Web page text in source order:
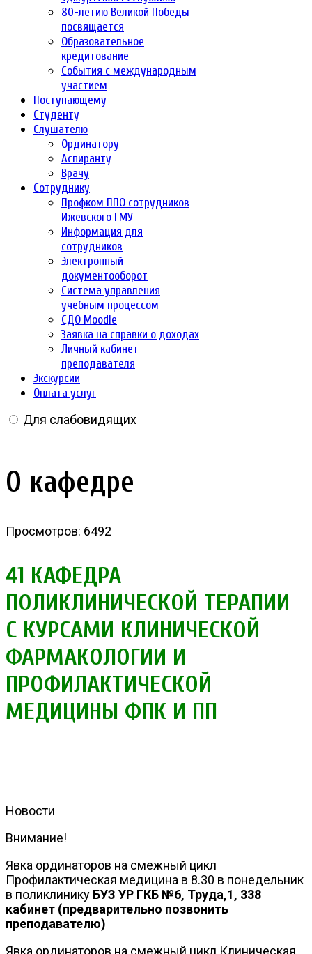
80-летию Великой Победы
посвящается
Образовательное
кредитование
События с международным
участием
Поступающему
Студенту
Слушателю
Ординатору
Аспиранту
Врачу
Сотруднику
Профком ППО сотрудников
Ижевского ГМУ
Информация для
сотрудников
Электронный
документооборот
Система управления
учебным процессом
СДО Moodle
Заявка на справки о доходах
Личный кабинет
преподавателя
Экскурсии
Оплата услуг
Для слабовидящих
О кафедре
Просмотров: 6492
41 КАФЕДРА
ПОЛИКЛИНИЧЕСКОЙ ТЕРАПИИ
С КУРСАМИ КЛИНИЧЕСКОЙ
ФАРМАКОЛОГИИ И
ПРОФИЛАКТИЧЕСКОЙ
МЕДИЦИНЫ ФПК И ПП
Новости
Внимание!
Явка ординаторов на смежный цикл
Профилактическая медицина в 8.30 в понедельник
в поликлинику БУЗ УР ГКБ №6, Труда,1, 338
кабинет (предварительно позвонить
преподавателю)
Явка ординаторов на смежный цикл Клиническая